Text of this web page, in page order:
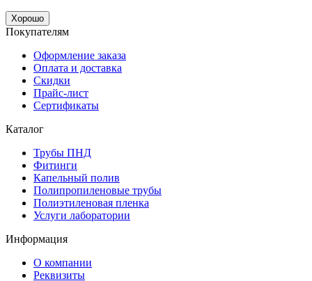
Хорошо
Покупателям
Оформление заказа
Оплата и доставка
Скидки
Прайс-лист
Сертификаты
Каталог
Трубы ПНД
Фитинги
Капельный полив
Полипропиленовые трубы
Полиэтиленовая пленка
Услуги лаборатории
Информация
О компании
Реквизиты